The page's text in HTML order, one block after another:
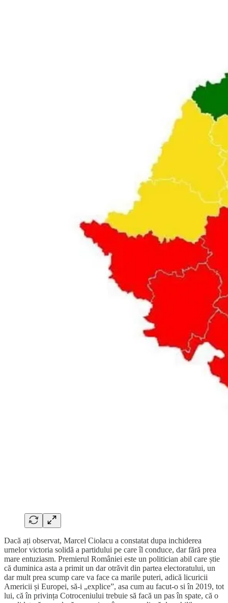
Dacă ați observat, Marcel Ciolacu a constatat dupa inchiderea
urnelor victoria solidă a partidului pe care îl conduce, dar fără prea
mare entuziasm. Premierul României este un politician abil care știe
că duminica asta a primit un dar otrăvit din partea electoratului, un
dar mult prea scump care va face ca marile puteri, adică licuricii
Americii și Europei, să-i „explice”, asa cum au facut-o si în 2019, tot
lui, că în privința Cotroceniului trebuie să facă un pas în spate, că o